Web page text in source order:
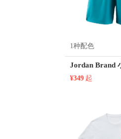
1种配色
¥349 起